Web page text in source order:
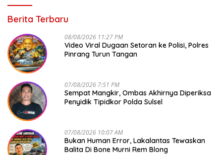
Berita Terbaru
08/08/2026 11:27 PM
Video Viral Dugaan Setoran ke Polisi, Polres
Pinrang Turun Tangan
07/08/2026 7:51 PM
Sempat Mangkir, Ombas Akhirnya Diperiksa
Penyidik Tipidkor Polda Sulsel
07/08/2026 10:07 AM
Bukan Human Error, Lakalantas Tewaskan
Balita Di Bone Murni Rem Blong